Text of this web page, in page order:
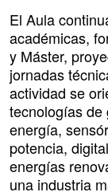
El Aula
académicas,
y Máster,
jornadas
actividad se
tecnologías de
energía,
potencia,
energías
una industria